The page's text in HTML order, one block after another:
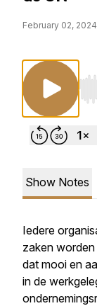
February 02, 2024
Show Notes
Iedere
zaken worden
dat mooi en
in de